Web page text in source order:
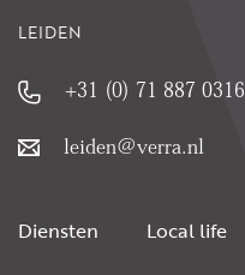
LEIDEN
+31 (0) 71 887 0316
leiden@verra.nl
Diensten Local life